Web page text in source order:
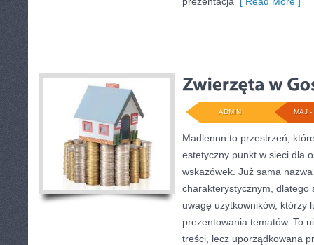
MAJ -
ADMIN
Madlennn to przestrzeń,
estetyczny punkt w sieci dla
wskazówek. Już sama
charakterystycznym, dlatego
uwagę użytkowników, którzy
prezentowania tematów. To
treści, lecz uporządkowana